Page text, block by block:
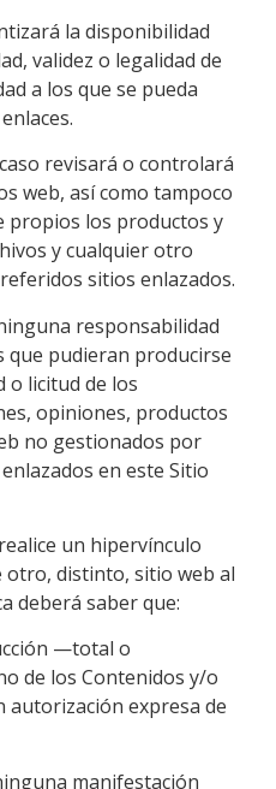
la disponibilidad
validez o legalidad de
a los que se pueda
revisará o controlará
web, así como tampoco
propios los productos y
y cualquier otro
sitios enlazados.
responsabilidad
que pudieran producirse
o licitud de los
opiniones, productos
no gestionados por
en este Sitio
un hipervínculo
otro, distinto, sitio web al
deberá saber que:
—total o
de los Contenidos y/o
autorización expresa de
manifestación